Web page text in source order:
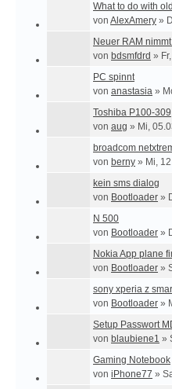
What to do with
von AlexAmery »
Neuer RAM
von bdsmfdrd »
PC spinnt
von anastasia »
Toshiba P100-309
von aug » Mi,
broadcom
von berny » Mi,
kein sms dialog
von Bootloader »
N 500
von Bootloader »
Nokia App plane
von Bootloader »
sony xperia z
von Bootloader »
Setup Passwort
von blaubiene1 »
Gaming Notebook
von iPhone77 »